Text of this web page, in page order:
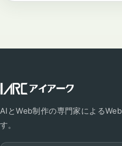
AIとWeb制作の専門家による
す。